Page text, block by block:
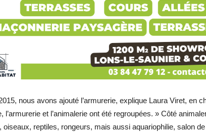
nous avons ajouté l’armurerie, explique Laura Viret, en
l’armurerie et l’animalerie ont été regroupées. » Côté
oiseaux, reptiles, rongeurs, mais aussi aquariophilie, salon